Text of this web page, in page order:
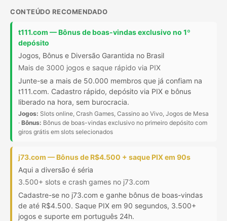
CONTEÚDO RECOMENDADO
t111.com — Bônus de boas-vindas exclusivo no 1º
depósito
Jogos, Bônus e Diversão Garantida no Brasil
Mais de 3000 jogos e saque rápido via PIX
Junte-se a mais de 50.000 membros que já confiam na
t111.com. Cadastro rápido, depósito via PIX e bônus
liberado na hora, sem burocracia.
Jogos: Slots online, Crash Games, Cassino ao Vivo, Jogos de Mesa
· Bônus: Bônus de boas-vindas exclusivo no primeiro depósito com
giros grátis em slots selecionados
j73.com — Bônus de R$4.500 + saque PIX em 90s
Aqui a diversão é séria
3.500+ slots e crash games no j73.com
Cadastre-se no j73.com e ganhe bônus de boas-vindas
de até R$4.500. Saque PIX em 90 segundos, 3.500+
jogos e suporte em português 24h.